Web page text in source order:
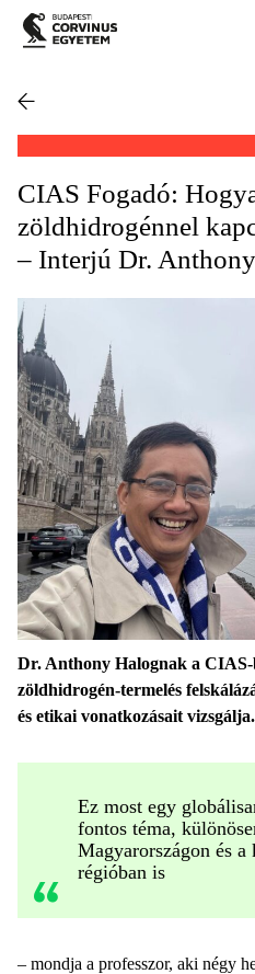
CIAS Fogadó:
zöldhidrogénnel
– Interjú Dr.
Dr. Anthony Halognak a
zöldhidrogén-termelés
és etikai vonatkozásait vizsgálja.
Ez most egy
fontos téma,
Magyarországon és a
régióban is
– mondja a professzor, aki négy